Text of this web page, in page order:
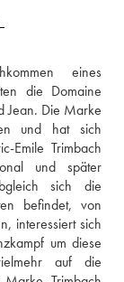
eines
die Domaine
Jean. Die Marke
und hat sich
Emile Trimbach
und später
sich die
befindet, von
interessiert sich
um diese
auf die